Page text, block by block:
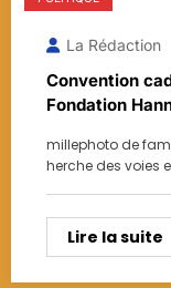
La Rédaction
Convention
Fondation
millephoto de
herche des voies
Lire la suite